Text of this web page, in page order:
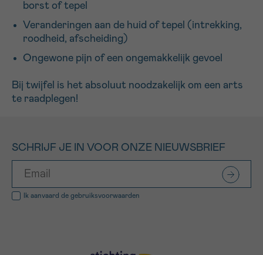
borst of tepel
Veranderingen aan de huid of tepel (intrekking,
roodheid, afscheiding)
Ongewone pijn of een ongemakkelijk gevoel
Bij twijfel is het absoluut noodzakelijk om een arts
te raadplegen!
SCHRIJF JE IN VOOR ONZE NIEUWSBRIEF
Ik aanvaard de gebruiksvoorwaarden